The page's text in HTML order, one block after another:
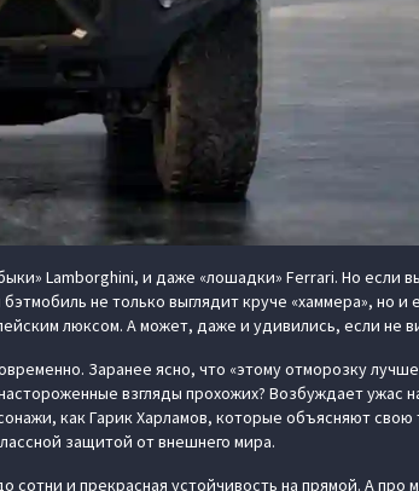
Lamborghini, и даже «лошадки» Ferrari. Но если
не только выглядит круче «хаммера», но и
люксом. А может, даже и удивились, если не
Заранее ясно, что «этому отморозку
взгляды прохожих? Возбуждает ужас
как Гарик Харламов, которые объясняют свою
защитой от внешнего мира.
сотни и прекрасная устойчивость на прямой. А про